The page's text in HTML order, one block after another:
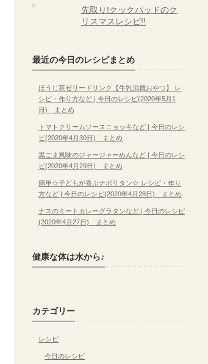
先取り!クックパッドのク
リスマスレシピ!!
最近の今日のレシピまとめ
ほうじ茶ゼリードリンク【牛乳消費おやつ】 レ
シピ・作り方など | 今日のレシピ(2020年5月1
日) まとめ
トマトクリームソースニョッキなど | 今日のレシ
ピ(2020年4月30日) まとめ
黒ごま風味のジャージャーめんなど | 今日のレシ
ピ(2020年4月29日) まとめ
簡単☆子どもが喜ぶナポリタン☆ レシピ・作り
方など | 今日のレシピ(2020年4月28日) まとめ
ナスのミートカレーグラタンなど | 今日のレシピ
(2020年4月27日) まとめ
健康な体は水から♪
カテゴリー
レシピ
今日のレシピ